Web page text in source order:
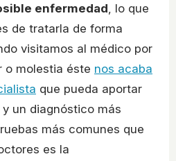
enfermedad , lo que
de tratarla de forma
visitamos al médico por
o molestia éste nos acaba
que pueda aportar
un diagnóstico más
más comunes que
es la